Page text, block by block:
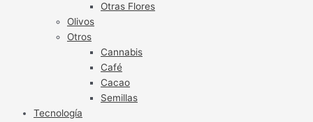
Otras Flores
Olivos
Otros
Cannabis
Café
Cacao
Semillas
Tecnología